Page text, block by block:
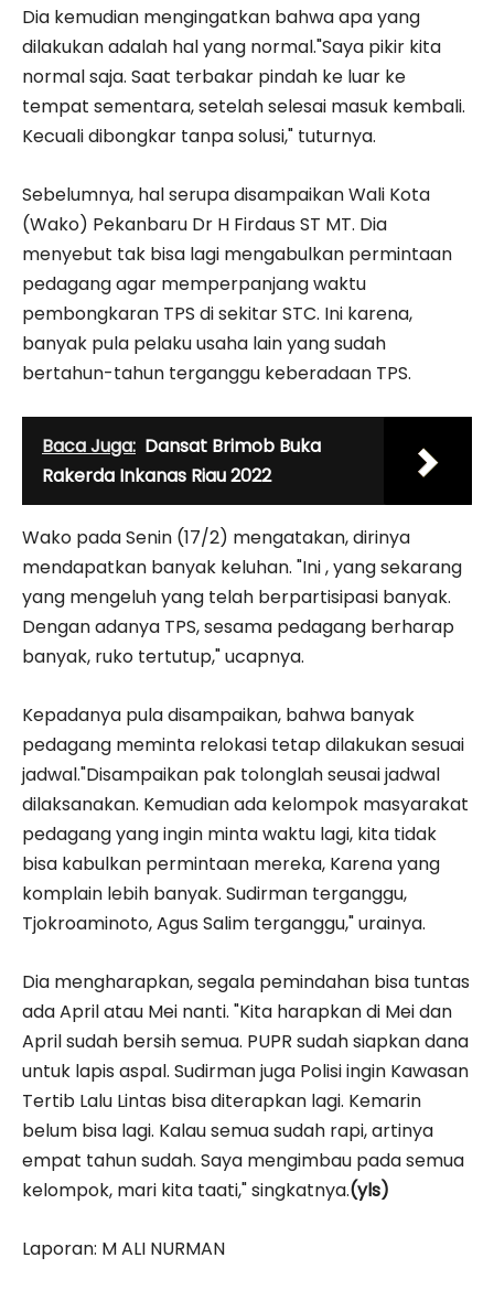
Dia kemudian mengingatkan bahwa apa yang
dilakukan adalah hal yang normal."Saya pikir kita
normal saja. Saat terbakar pindah ke luar ke
tempat sementara, setelah selesai masuk kembali.
Kecuali dibongkar tanpa solusi," tuturnya.
Sebelumnya, hal serupa disampaikan Wali Kota
(Wako) Pekanbaru Dr H Firdaus ST MT. Dia
menyebut tak bisa lagi mengabulkan permintaan
pedagang agar memperpanjang waktu
pembongkaran TPS di sekitar STC. Ini karena,
banyak pula pelaku usaha lain yang sudah
bertahun-tahun terganggu keberadaan TPS.
Baca Juga: Dansat Brimob Buka
Rakerda Inkanas Riau 2022
Wako pada Senin (17/2) mengatakan, dirinya
mendapatkan banyak keluhan. "Ini , yang sekarang
yang mengeluh yang telah berpartisipasi banyak.
Dengan adanya TPS, sesama pedagang berharap
banyak, ruko tertutup," ucapnya.
Kepadanya pula disampaikan, bahwa banyak
pedagang meminta relokasi tetap dilakukan sesuai
jadwal."Disampaikan pak tolonglah seusai jadwal
dilaksanakan. Kemudian ada kelompok masyarakat
pedagang yang ingin minta waktu lagi, kita tidak
bisa kabulkan permintaan mereka, Karena yang
komplain lebih banyak. Sudirman terganggu,
Tjokroaminoto, Agus Salim terganggu," urainya.
Dia mengharapkan, segala pemindahan bisa tuntas
ada April atau Mei nanti. "Kita harapkan di Mei dan
April sudah bersih semua. PUPR sudah siapkan dana
untuk lapis aspal. Sudirman juga Polisi ingin Kawasan
Tertib Lalu Lintas bisa diterapkan lagi. Kemarin
belum bisa lagi. Kalau semua sudah rapi, artinya
empat tahun sudah. Saya mengimbau pada semua
kelompok, mari kita taati," singkatnya.(yls)
Laporan: M ALI NURMAN